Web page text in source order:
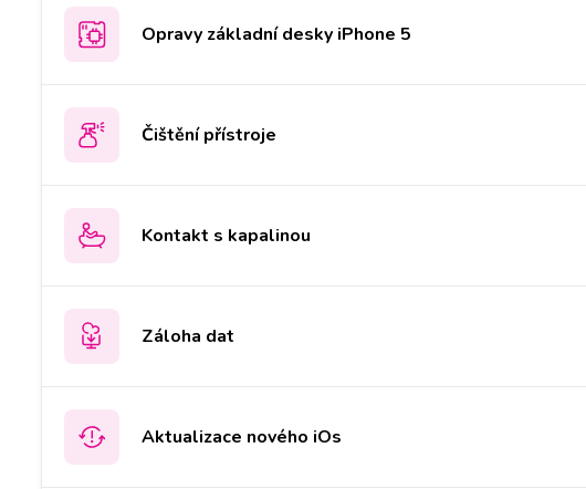
Opravy základní desky iPhone 5
Čištění přístroje
Kontakt s kapalinou
Záloha dat
Aktualizace nového iOs